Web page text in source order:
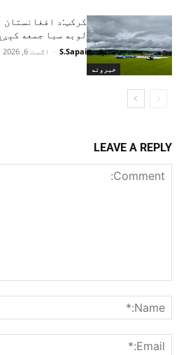
خبرونه
لوبه سبا جمعه
S.Sapai
- اګست 6, 2026
LEAVE A REPLY